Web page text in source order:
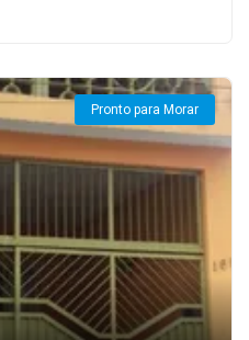
Pronto para Morar